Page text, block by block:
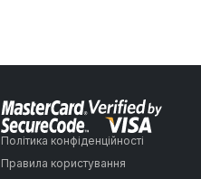
Політика конфіденційності
Правила користування